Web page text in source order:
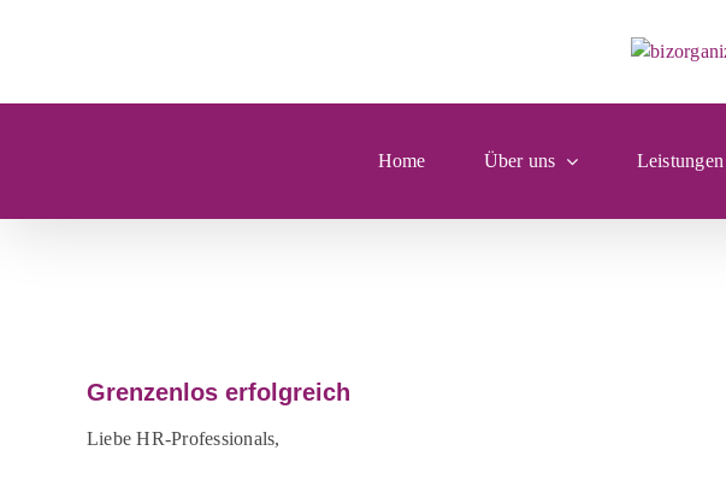
Home Über uns Leistungen
grösseres
Grenzenlos erfolgreich
Liebe HR-Professionals,